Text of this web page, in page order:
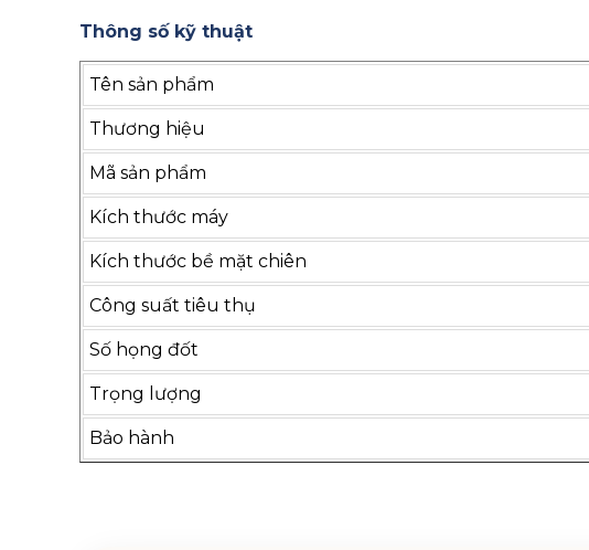
Thông số kỹ thuật
Tên sản phẩm
Thương hiệu
Mã sản phẩm
Kích thước máy
Kích thước bề mặt chiên
Công suất tiêu thụ
Số họng đốt
Trọng lượng
Bảo hành